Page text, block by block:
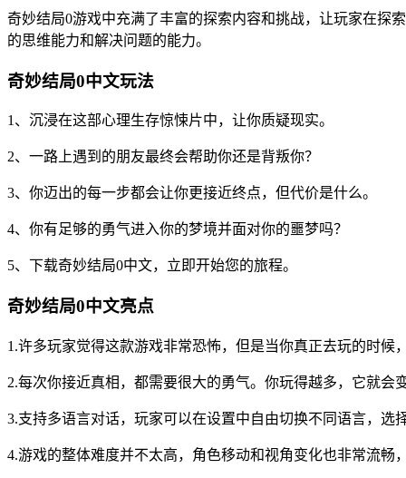
奇妙结局0游戏中充满了丰富的探索内容和挑战，让玩家在探
的思维能力和解决问题的能力。
奇妙结局0中文玩法
1、沉浸在这部心理生存惊悚片中，让你质疑现实。
2、一路上遇到的朋友最终会帮助你还是背叛你？
3、你迈出的每一步都会让你更接近终点，但代价是什么。
4、你有足够的勇气进入你的梦境并面对你的噩梦吗？
5、下载奇妙结局0中文，立即开始您的旅程。
奇妙结局0中文亮点
1.许多玩家觉得这款游戏非常恐怖，但是当你真正去玩的时候
2.每次你接近真相，都需要很大的勇气。你玩得越多，它就会
3.支持多语言对话，玩家可以在设置中自由切换不同语言，选
4.游戏的整体难度并不太高，角色移动和视角变化也非常流畅